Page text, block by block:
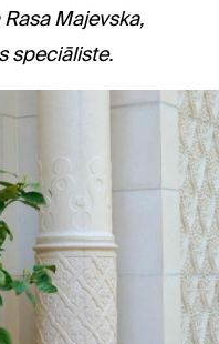
Majevska,
speciāliste.